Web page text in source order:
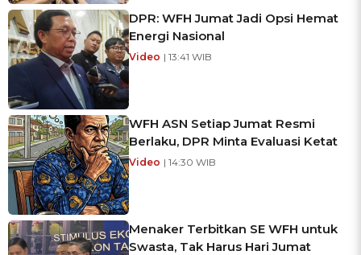
DPR: WFH Jumat Jadi Opsi Hemat
Energi Nasional
Video | 13:41 WIB
WFH ASN Setiap Jumat Resmi
Berlaku, DPR Minta Evaluasi Ketat
Video | 14:30 WIB
Menaker Terbitkan SE WFH untuk
Swasta, Tak Harus Hari Jumat